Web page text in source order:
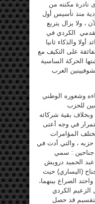
نادرة مكنته من
منذ تأسيس أول
ولا يزال يتربع
الكردي في
والذكاء ثانيا
على التكيف مع
الحركة الساسية
العرب
وشعوره الوطني
للحزب
بقية شركائه
في وجه أعتى
المؤامرات
حزبه ، والتي أدت في
جناحين : سمي
عبد الحميد درويش
(اليساري) حيث
الصراع بينهما،
الكردي
قد حصل